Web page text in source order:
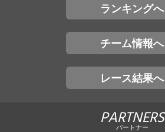
ランキングへ
チーム情報へ
レース結果へ
PARTNERS
パートナー